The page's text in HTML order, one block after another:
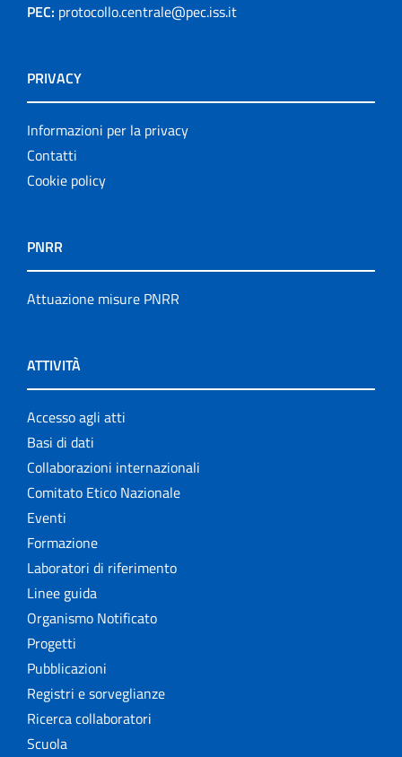
PEC: protocollo.centrale@pec.iss.it
PRIVACY
Informazioni per la privacy
Contatti
Cookie policy
PNRR
Attuazione misure PNRR
ATTIVITÀ
Accesso agli atti
Basi di dati
Collaborazioni internazionali
Comitato Etico Nazionale
Eventi
Formazione
Laboratori di riferimento
Linee guida
Organismo Notificato
Progetti
Pubblicazioni
Registri e sorveglianze
Ricerca collaboratori
Scuola